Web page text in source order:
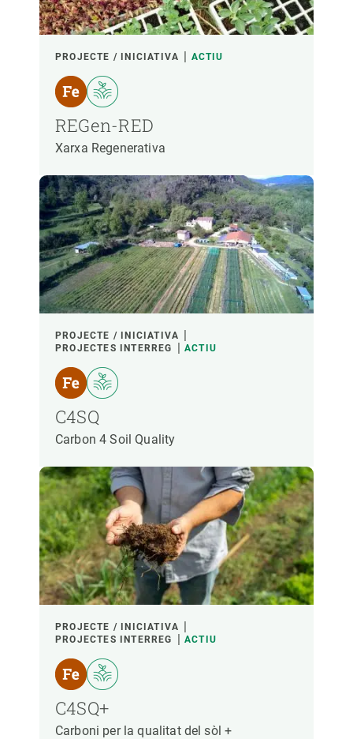
PROJECTE / INICIATIVA ACTIU
REGen-RED
Xarxa Regenerativa
PROJECTE / INICIATIVA
PROJECTES INTERREG
ACTIU
C4SQ
Carbon 4 Soil Quality
PROJECTE / INICIATIVA
PROJECTES INTERREG
ACTIU
C4SQ+
Carboni per la qualitat del sòl +